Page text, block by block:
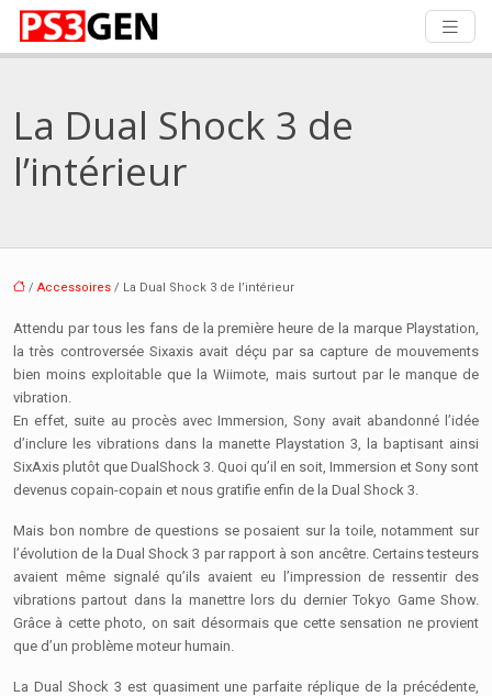
La Dual Shock 3 de
l’intérieur
/ Accessoires / La Dual Shock 3 de l’intérieur
Attendu par tous les fans de la première heure de la marque Playstation,
la très controversée Sixaxis avait déçu par sa capture de mouvements
bien moins exploitable que la Wiimote, mais surtout par le manque de
vibration.
En effet, suite au procès avec Immersion, Sony avait abandonné l’idée
d’inclure les vibrations dans la manette Playstation 3, la baptisant ainsi
SixAxis plutôt que DualShock 3. Quoi qu’il en soit, Immersion et Sony sont
devenus copain-copain et nous gratifie enfin de la Dual Shock 3.
Mais bon nombre de questions se posaient sur la toile, notamment sur
l’évolution de la Dual Shock 3 par rapport à son ancêtre. Certains testeurs
avaient même signalé qu’ils avaient eu l’impression de ressentir des
vibrations partout dans la manettre lors du dernier Tokyo Game Show.
Grâce à cette photo, on sait désormais que cette sensation ne provient
que d’un problème moteur humain.
La Dual Shock 3 est quasiment une parfaite réplique de la précédente,